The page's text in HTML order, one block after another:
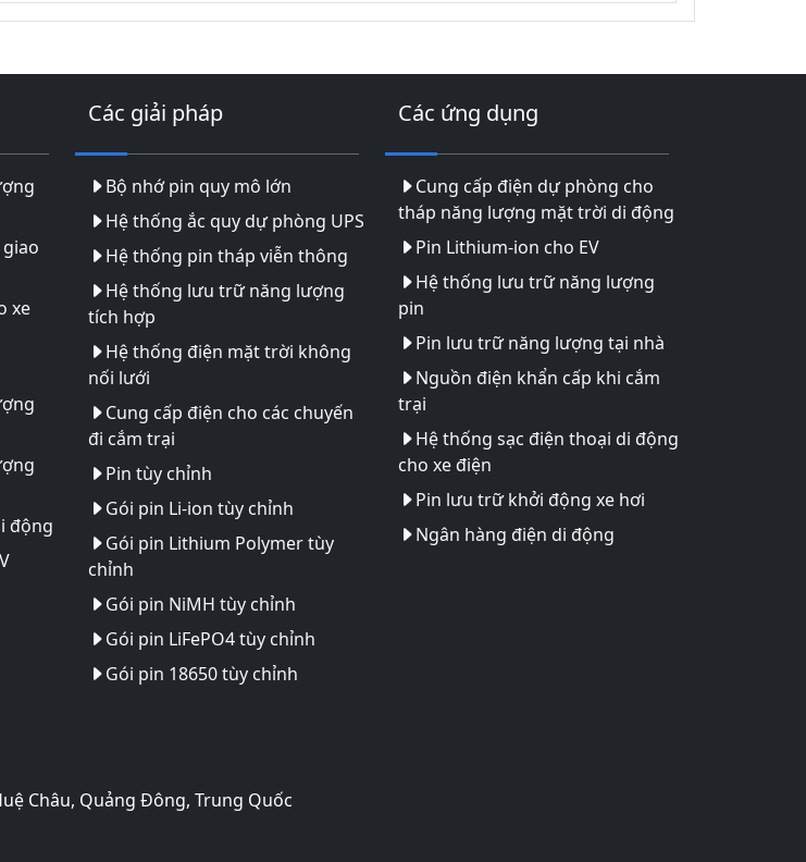
xe
động
Các giải pháp
Bộ nhớ pin quy mô lớn
Hệ thống ắc quy dự phòng UPS
Hệ thống pin tháp viễn thông
Hệ thống lưu trữ năng lượng
tích hợp
Hệ thống điện mặt trời không
nối lưới
Cung cấp điện cho các chuyến
đi cắm trại
Pin tùy chỉnh
Gói pin Li-ion tùy chỉnh
Gói pin Lithium Polymer tùy
chỉnh
Gói pin NiMH tùy chỉnh
Gói pin LiFePO4 tùy chỉnh
Gói pin 18650 tùy chỉnh
Các ứng dụng
Cung cấp điện dự phòng cho
tháp năng lượng mặt trời di động
Pin Lithium-ion cho EV
Hệ thống lưu trữ năng lượng
pin
Pin lưu trữ năng lượng tại nhà
Nguồn điện khẩn cấp khi cắm
trại
Hệ thống sạc điện thoại di động
cho xe điện
Pin lưu trữ khởi động xe hơi
Ngân hàng điện di động
Châu, Quảng Đông, Trung Quốc